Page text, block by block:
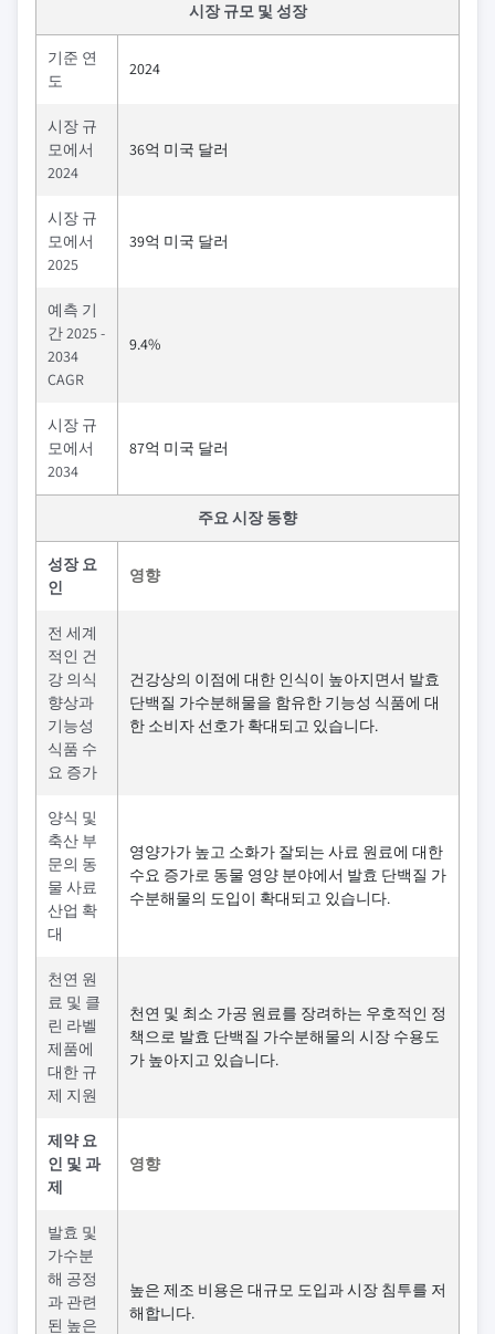
시장 규모 및 성장
기준 연
도
2024
시장 규
모에서
2024
36억 미국 달러
시장 규
모에서
2025
39억 미국 달러
예측 기
간 2025 -
2034
CAGR
9.4%
시장 규
모에서
2034
87억 미국 달러
주요 시장 동향
성장 요
인
영향
전 세계
적인 건
강 의식
향상과
기능성
식품 수
요 증가
건강상의 이점에 대한 인식이 높아지면서 발효
단백질 가수분해물을 함유한 기능성 식품에 대
한 소비자 선호가 확대되고 있습니다.
양식 및
축산 부
문의 동
물 사료
산업 확
대
영양가가 높고 소화가 잘되는 사료 원료에 대한
수요 증가로 동물 영양 분야에서 발효 단백질 가
수분해물의 도입이 확대되고 있습니다.
천연 원
료 및 클
린 라벨
제품에
대한 규
제 지원
천연 및 최소 가공 원료를 장려하는 우호적인 정
책으로 발효 단백질 가수분해물의 시장 수용도
가 높아지고 있습니다.
제약 요
인 및 과
제
영향
발효 및
가수분
해 공정
과 관련
된 높은
높은 제조 비용은 대규모 도입과 시장 침투를 저
해합니다.